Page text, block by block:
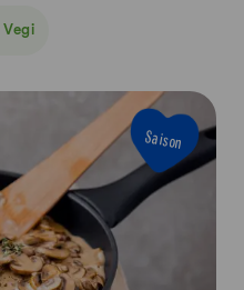
Vegi
Saison